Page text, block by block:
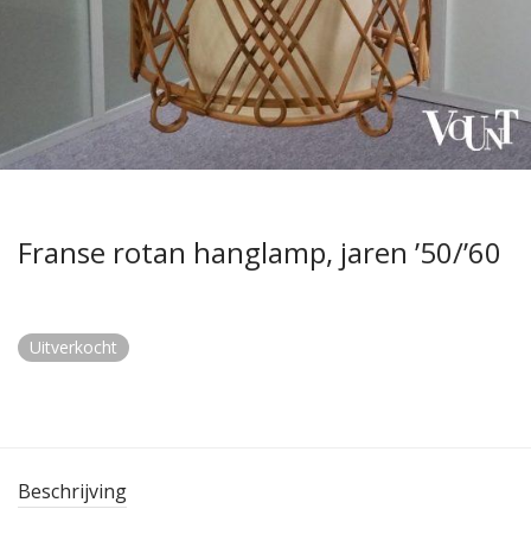
Franse rotan hanglamp, jaren ’50/’60
Uitverkocht
Beschrijving